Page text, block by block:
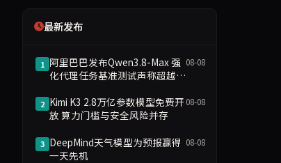
最新发布
1 阿里巴巴发布Qwen3.8-Max 强
化代理任务基准测试声称超越
08-08
2 Kimi K3 2.8万亿参数模型免费开
放 算力门槛与安全风险并存
08-08
3 DeepMind天气模型为预报赢得
一天先机
08-08